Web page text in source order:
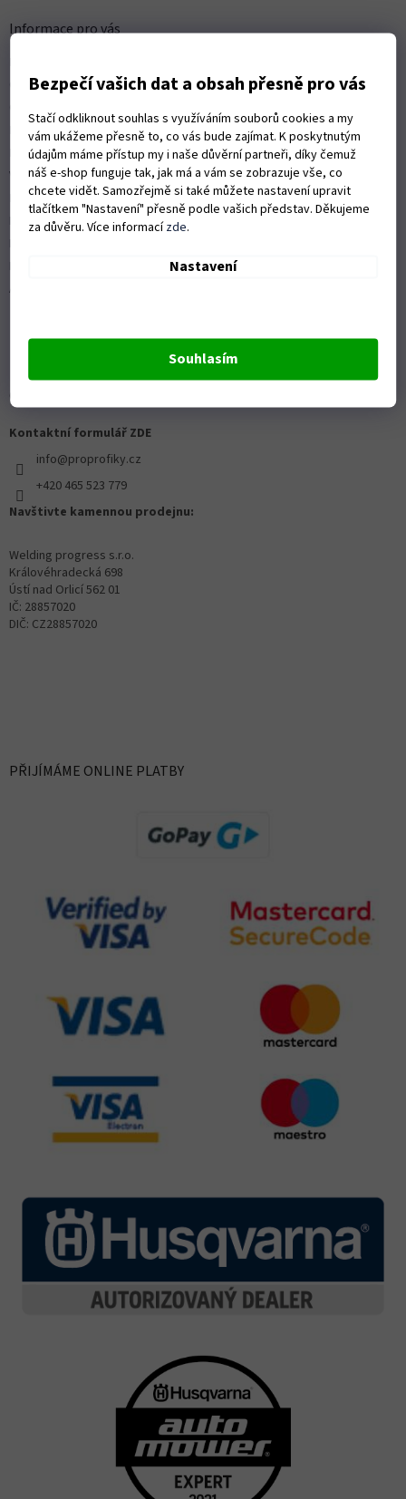
Bezpečí vašich dat a obsah přesně pro vás
Stačí odkliknout souhlas s využíváním souborů cookies a my
vám ukážeme přesně to, co vás bude zajímat. K poskytnutým
údajům máme přístup my i naše důvěrní partneři, díky čemuž
náš e-shop funguje tak, jak má a vám se zobrazuje vše, co
chcete vidět. Samozřejmě si také můžete nastavení upravit
tlačítkem "Nastavení" přesně podle vašich představ. Děkujeme
za důvěru. Více informacízde.
Nastavení
Souhlasím
Informace pro vás
Obchodní podmínky
Ochrana osobních údajů
Možnosti dopravy
Platební možnosti
Vrácení zboží a reklamace
Nákup na splátky
ISO 9001:2015
Autorizovaný servis Husqvarna
Kontaktní formulář ZDE
info@proprofiky.cz
+420 465 523 779
Navštivte kamennou prodejnu:
Welding progress s.r.o.
Královéhradecká 698
Ústí nad Orlicí 562 01
IČ: 28857020
DIČ: CZ28857020
PŘIJÍMÁME ONLINE PLATBY